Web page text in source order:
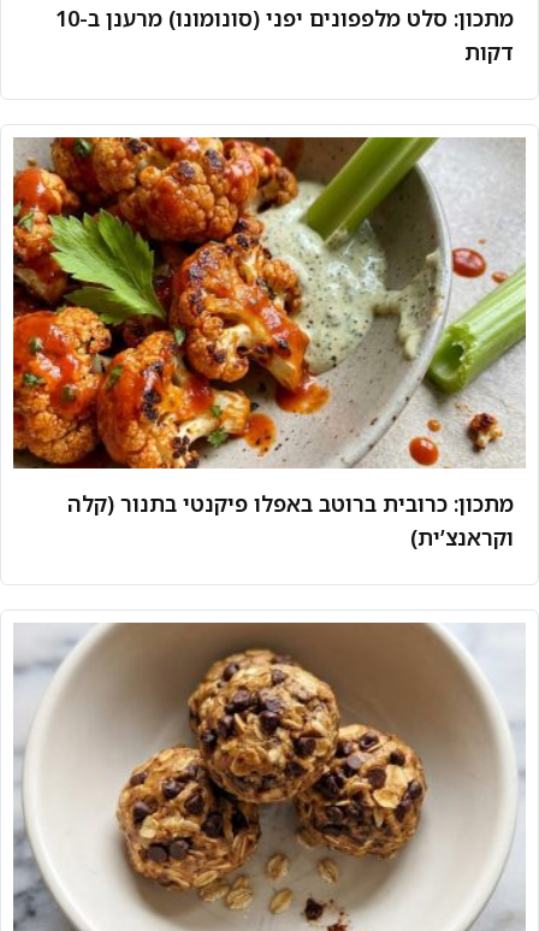
מתכון: סלט מלפפונים יפני (סונומונו) מרענן ב-10
דקות
מתכון: כרובית ברוטב באפלו פיקנטי בתנור (קלה
וקראנצ’ית)